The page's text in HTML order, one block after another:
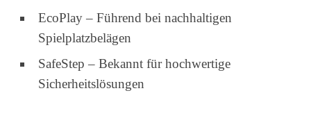
EcoPlay – Führend bei nachhaltigen
Spielplatzbelägen
SafeStep – Bekannt für hochwertige
Sicherheitslösungen